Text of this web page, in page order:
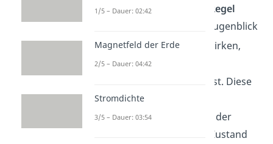
Aufgrund der
Lenzschen Regel
muss genau im gleichen Augenblick
aber eine Gegenkraft
wirken,
welche entgegengesetzt
, gerichtet ist. Diese
Gegenkraft wird vom
Induktionsstrom
erzeugt, der
sozusagen versucht, den Zustand
1/5 – Dauer: 02:42
Magnetfeld der Erde
2/5 – Dauer: 04:42
Stromdichte
3/5 – Dauer: 03:54